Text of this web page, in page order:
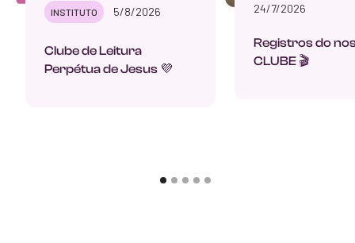
INSTITUTO 5/8/2026
Clube de Leitura
Perpétua de Jesus 💜
24/7/2026
Registros do
CLUBE 🎬